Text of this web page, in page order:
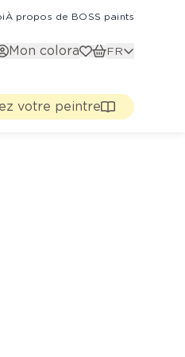
À propos de BOSS paints
Mon colora FR
votre peintre